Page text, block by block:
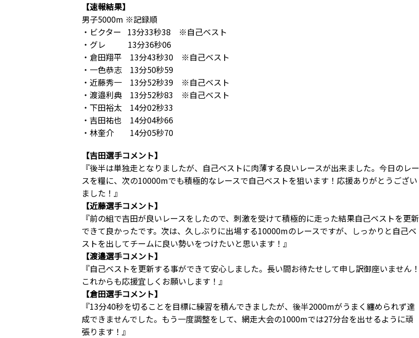
【速報結果】
男子5000m ※記録順
・ビクター 13分33秒38 ※自己ベスト
・グレ 13分36秒06
・倉田翔平 13分43秒30 ※自己ベスト
・一色恭志 13分50秒59
・近藤秀一 13分52秒39 ※自己ベスト
・渡邉利典 13分52秒83 ※自己ベスト
・下田裕太 14分02秒33
・吉田祐也 14分04秒66
・林奎介 14分05秒70
【吉田選手コメント】
『後半は単独走となりましたが、自己ベストに肉薄する良いレースが出来ました。今日のレー
スを糧に、次の10000mでも積極的なレースで自己ベストを狙います！応援ありがとうござい
ました！』
【近藤選手コメント】
『前の組で吉田が良いレースをしたので、刺激を受けて積極的に走った結果自己ベストを更新
できて良かったです。次は、久しぶりに出場する10000mのレースですが、しっかりと自己ベ
ストを出してチームに良い勢いをつけたいと思います！』
【渡邉選手コメント】
『自己ベストを更新する事ができて安心しました。長い間お待たせして申し訳御座いません！
これからも応援宜しくお願いします！』
【倉田選手コメント】
『13分40秒を切ることを目標に練習を積んできましたが、後半2000mがうまく纏められず達
成できませんでした。もう一度調整をして、網走大会の1000mでは27分台を出せるように頑
張ります！』